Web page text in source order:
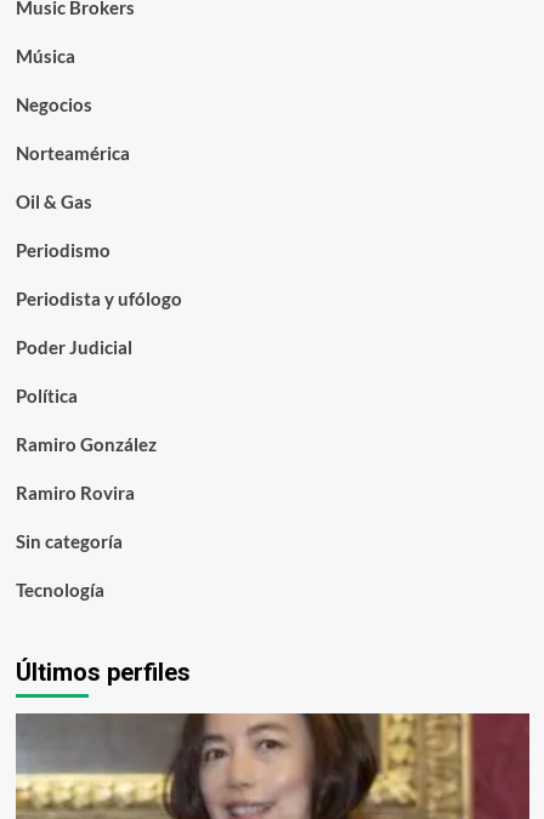
Music Brokers
Música
Negocios
Norteamérica
Oil & Gas
Periodismo
Periodista y ufólogo
Poder Judicial
Política
Ramiro González
Ramiro Rovira
Sin categoría
Tecnología
Últimos perfiles